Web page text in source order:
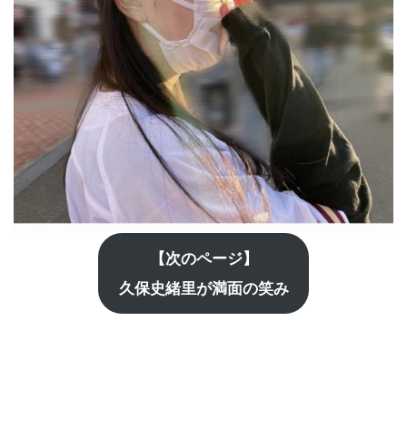
【次のページ】
久保史緒里が満面の笑み